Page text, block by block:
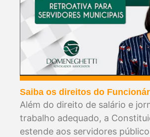
Saiba os direitos do
Além do direito de salário e
trabalho adequado, a
estende aos servidores